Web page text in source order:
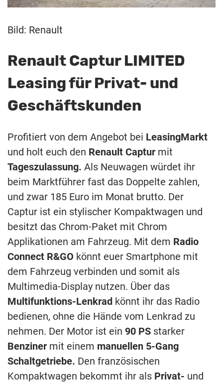
Bild: Renault
Renault Captur LIMITED
Leasing für Privat- und
Geschäftskunden
Profitiert von dem Angebot bei LeasingMarkt
und holt euch den Renault Captur mit
Tageszulassung. Als Neuwagen würdet ihr
beim Marktführer fast das Doppelte zahlen,
und zwar 185 Euro im Monat brutto. Der
Captur ist ein stylischer Kompaktwagen und
besitzt das Chrom-Paket mit Chrom
Applikationen am Fahrzeug. Mit dem Radio
Connect R&GO könnt euer Smartphone mit
dem Fahrzeug verbinden und somit als
Multimedia-Display nutzen. Über das
Multifunktions-Lenkrad könnt ihr das Radio
bedienen, ohne die Hände vom Lenkrad zu
nehmen. Der Motor ist ein 90 PS starker
Benziner mit einem manuellen 5-Gang
Schaltgetriebe. Den französischen
Kompaktwagen bekommt ihr als Privat- und